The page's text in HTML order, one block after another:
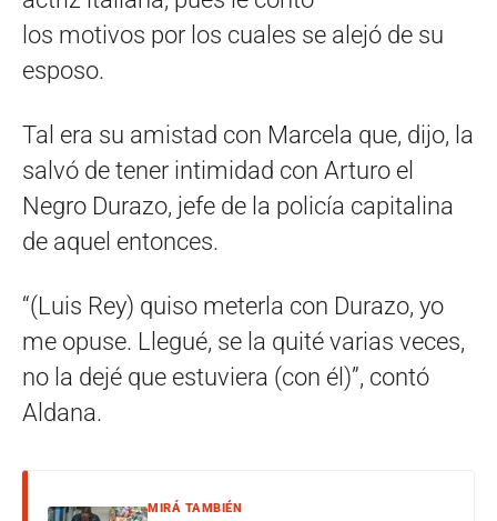
los motivos por los cuales se alejó de su
esposo.
Tal era su amistad con Marcela que, dijo, la
salvó de tener intimidad con Arturo el
Negro Durazo, jefe de la policía capitalina
de aquel entonces.
“(Luis Rey) quiso meterla con Durazo, yo
me opuse. Llegué, se la quité varias veces,
no la dejé que estuviera (con él)”, contó
Aldana.
MIRÁ TAMBIÉN